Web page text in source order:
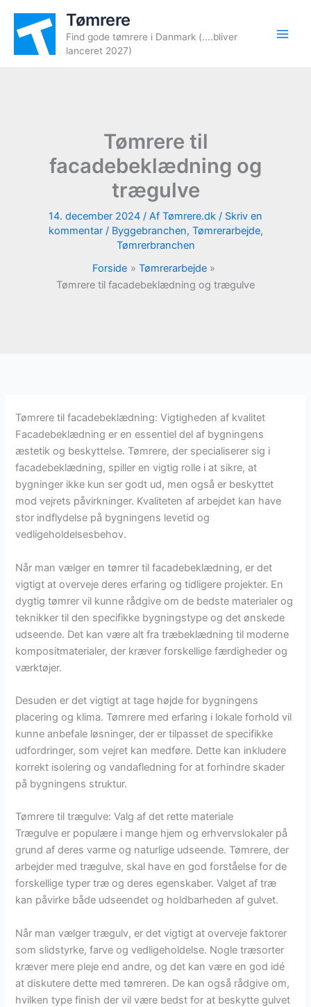
indholdet
Tømrere
Find gode tømrere i Danmark (....bliver
lanceret 2027)
Tømrere til
facadebeklædning og
trægulve
14. december 2024 / Af Tømrere.dk / Skriv en
kommentar / Byggebranchen, Tømrerarbejde,
Tømrerbranchen
Forside
Tømrerarbejde
Tømrere til facadebeklædning og trægulve
Tømrere til facadebeklædning: Vigtigheden af kvalitet
Facadebeklædning er en essentiel del af bygningens
æstetik og beskyttelse. Tømrere, der specialiserer sig i
facadebeklædning, spiller en vigtig rolle i at sikre, at
bygninger ikke kun ser godt ud, men også er beskyttet
mod vejrets påvirkninger. Kvaliteten af arbejdet kan have
stor indflydelse på bygningens levetid og
vedligeholdelsesbehov.
Når man vælger en tømrer til facadebeklædning, er det
vigtigt at overveje deres erfaring og tidligere projekter. En
dygtig tømrer vil kunne rådgive om de bedste materialer og
teknikker til den specifikke bygningstype og det ønskede
udseende. Det kan være alt fra træbeklædning til moderne
kompositmaterialer, der kræver forskellige færdigheder og
værktøjer.
Desuden er det vigtigt at tage højde for bygningens
placering og klima. Tømrere med erfaring i lokale forhold vil
kunne anbefale løsninger, der er tilpasset de specifikke
udfordringer, som vejret kan medføre. Dette kan inkludere
korrekt isolering og vandafledning for at forhindre skader
på bygningens struktur.
Tømrere til trægulve: Valg af det rette materiale
Trægulve er populære i mange hjem og erhvervslokaler på
grund af deres varme og naturlige udseende. Tømrere, der
arbejder med trægulve, skal have en god forståelse for de
forskellige typer træ og deres egenskaber. Valget af træ
kan påvirke både udseendet og holdbarheden af gulvet.
Når man vælger trægulv, er det vigtigt at overveje faktorer
som slidstyrke, farve og vedligeholdelse. Nogle træsorter
kræver mere pleje end andre, og det kan være en god idé
at diskutere dette med tømreren. De kan også rådgive om,
hvilken type finish der vil være bedst for at beskytte gulvet